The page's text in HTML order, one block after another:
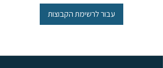
עבור לרשימת הקבוצות